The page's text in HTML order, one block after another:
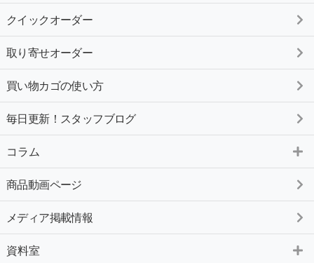
クイックオーダー
取り寄せオーダー
買い物カゴの使い方
毎日更新！スタッフブログ
コラム
商品動画ページ
メディア掲載情報
資料室